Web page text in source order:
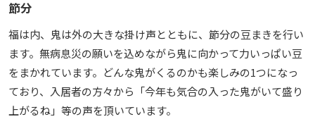
節分
福は内、鬼は外の大きな掛け声とともに、節分の豆まきを行い
ます。無病息災の願いを込めながら鬼に向かって力いっぱい豆
をまかれています。どんな鬼がくるのかも楽しみの1つになっ
ており、入居者の方々から「今年も気合の入った鬼がいて盛り
上がるね」等の声を頂いています。